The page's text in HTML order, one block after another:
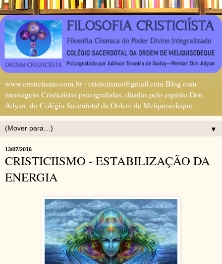
www.cristiciismo.com.br - cristiciismo@gmail.com Blog com
mensagens Cristiciístas psicografadas, ditadas pelo espírito Don
Adyan, do Colégio Sacerdotal da Ordem de Melquesedeque.
▼
13/07/2016
CRISTICIISMO - ESTABILIZAÇÃO DA
ENERGIA